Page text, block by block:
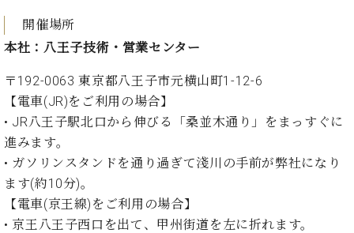
合
せ
尾山調律師のブ
ログ Die
Musikgasse（音
楽の小道）
開催場所
本社：八王子技術・営業センター
〒192-0063 東京都⼋王⼦市元横⼭町1-12-6
【電⾞(JR)をご利⽤の場合】
• JR⼋王⼦駅北⼝から伸びる「桑並⽊通り」をまっすぐに
進みます。
• ガソリンスタンドを通り過ぎて淺川の⼿前が弊社になり
ます(約10分)。
【電⾞(京王線)をご利⽤の場合】
• 京王⼋王⼦⻄⼝を出て、甲州街道を左に折れます。